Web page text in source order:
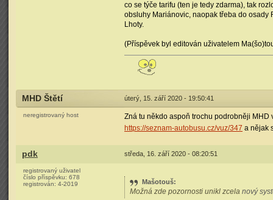
co se týče tarifu (ten je tedy zdarma), tak
obsluhy Mariánovic, naopak třeba do osady
Lhoty.
(Příspěvek byl editován uživatelem
MHD Štětí úterý, 15. září 2020 - 19:50:41
neregistrovaný host
Zná tu někdo aspoň trochu podrobněji
https://seznam-autobusu.cz/vuz/347 a nějak
pdk středa, 16. září 2020 - 08:20:51
registrovaný uživatel
číslo příspěvku: 678
registrován: 4-2019 Mašotouš:
Možná zde pozornosti unikl zcela nový